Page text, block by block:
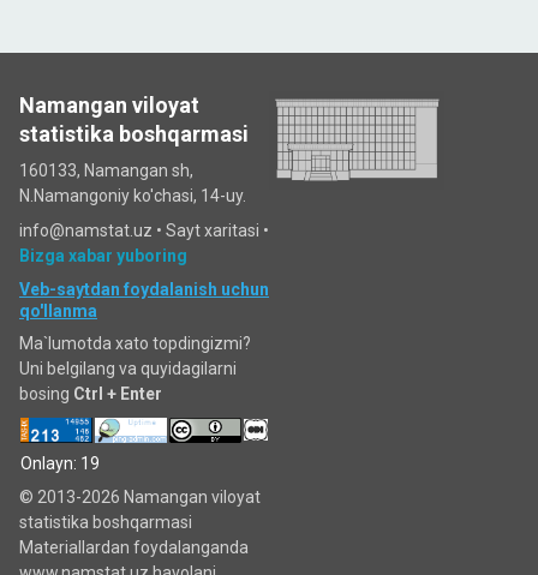
Namangan viloyat
statistika boshqarmasi
160133, Namangan sh,
N.Namangoniy ko'chasi, 14-uy.
info@namstat.uz • Sayt xaritasi •
Bizga xabar yuboring
Veb-saytdan foydalanish uchun
qo'llanma
Ma`lumotda xato topdingizmi?
Uni belgilang va quyidagilarni
bosing Ctrl + Enter
Onlayn: 19
© 2013-2026 Namangan viloyat
statistika boshqarmasi
Materiallardan foydalanganda